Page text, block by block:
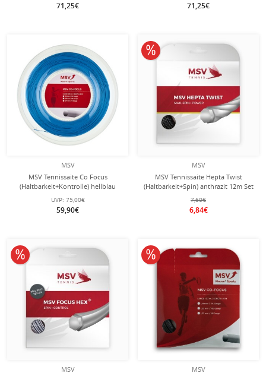
71,25€ 71,25€
MSV
MSV Tennissaite Co Focus
(Haltbarkeit+Kontrolle) hellblau
200m Rolle
UVP: 75,00€
59,90€
MSV
MSV Tennissaite Hepta Twist
(Haltbarkeit+Spin) anthrazit 12m Set
7,60€
6,84€
10% reduziert
MSV
10% reduziert
MSV
10% reduziert